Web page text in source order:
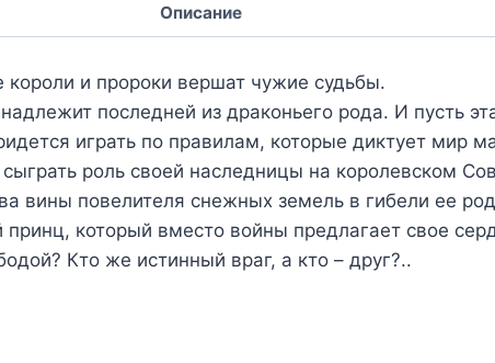
Описание
и пророки вершат чужие судьбы.
последней из драконьего рода. И пусть
играть по правилам, которые диктует мир
роль своей наследницы на королевском
вины повелителя снежных земель в гибели ее
который вместо войны предлагает свое
Кто же истинный враг, а кто – друг?..